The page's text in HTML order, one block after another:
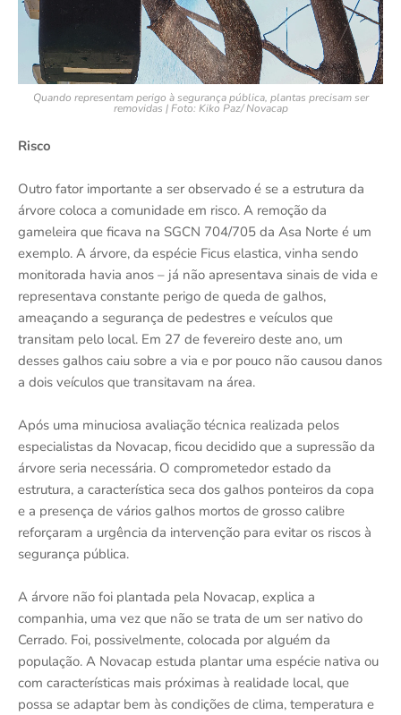
Quando representam perigo à segurança pública, plantas precisam ser
removidas | Foto: Kiko Paz/ Novacap
Risco
Outro fator importante a ser observado é se a estrutura da
árvore coloca a comunidade em risco. A remoção da
gameleira que ficava na SGCN 704/705 da Asa Norte é um
exemplo. A árvore, da espécie Ficus elastica, vinha sendo
monitorada havia anos – já não apresentava sinais de vida e
representava constante perigo de queda de galhos,
ameaçando a segurança de pedestres e veículos que
transitam pelo local. Em 27 de fevereiro deste ano, um
desses galhos caiu sobre a via e por pouco não causou danos
a dois veículos que transitavam na área.
Após uma minuciosa avaliação técnica realizada pelos
especialistas da Novacap, ficou decidido que a supressão da
árvore seria necessária. O comprometedor estado da
estrutura, a característica seca dos galhos ponteiros da copa
e a presença de vários galhos mortos de grosso calibre
reforçaram a urgência da intervenção para evitar os riscos à
segurança pública.
A árvore não foi plantada pela Novacap, explica a
companhia, uma vez que não se trata de um ser nativo do
Cerrado. Foi, possivelmente, colocada por alguém da
população. A Novacap estuda plantar uma espécie nativa ou
com características mais próximas à realidade local, que
possa se adaptar bem às condições de clima, temperatura e